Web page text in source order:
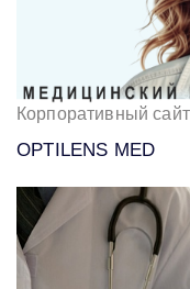
OPTILENS MED
Корпоративный сайт